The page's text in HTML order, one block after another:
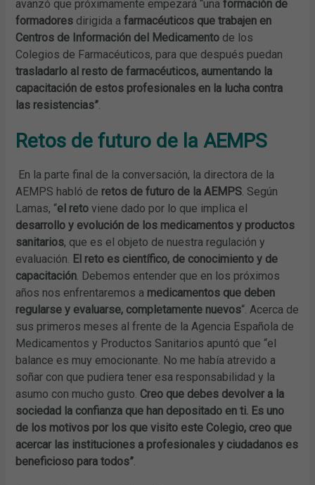
avanzó que próximamente empezará “unaformación de
formadores dirigida afarmacéuticos que trabajen en
Centros de Información del Medicamento de los
Colegios de Farmacéuticos, para que después puedan
trasladarlo al resto de farmacéuticos, aumentando la
capacitación de estos profesionales en la lucha contra
las resistencias”.
Retos de futuro de la AEMPS
En la parte final de la conversación, la directora de la
AEMPS habló de retos de futuro de la AEMPS. Según
Lamas, “el reto viene dado por lo que implica el
desarrollo y evolución de los medicamentos y productos
sanitarios, que es el objeto de nuestra regulación y
evaluación. El reto es científico, de conocimiento y de
capacitación. Debemos entender que en los próximos
años nos enfrentaremos a medicamentos que deben
regularse y evaluarse, completamente nuevos“. Acerca de
sus primeros meses al frente de la Agencia Española de
Medicamentos y Productos Sanitarios apuntó que “el
balance es muy emocionante. No me había atrevido a
soñar con que pudiera tener esa responsabilidad y la
asumo con mucho gusto. Creo que debes devolver a la
sociedad la confianza que han depositado en ti. Es uno
de los motivos por los que visito este Colegio, creo que
acercar las instituciones a profesionales y ciudadanos es
beneficioso para todos”.